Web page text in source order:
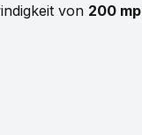
von 200